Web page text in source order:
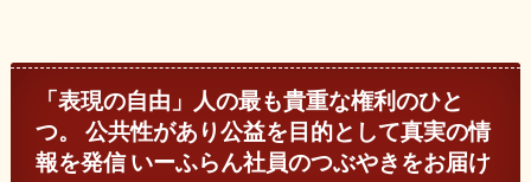
「表現の自由」人の最も貴重な権利のひと
つ。 公共性があり公益を目的として真実の情
報を発信 いーふらん社員のつぶやきをお届け